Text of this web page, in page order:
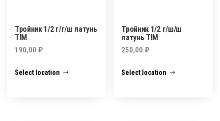
Тройник 1/2 г/г/ш латунь
TIM
190,00 ₽
Select location
Тройник 1/2 г/ш/ш
латунь TIM
250,00₽
Select location